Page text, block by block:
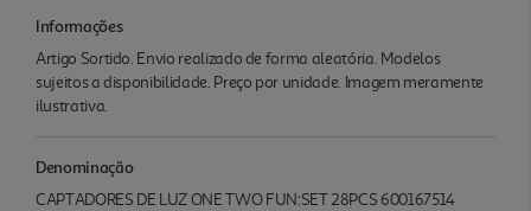
Informações
Artigo Sortido. Envio realizado de forma aleatória. Modelos
sujeitos a disponibilidade. Preço por unidade. Imagem meramente
ilustrativa.
Denominação
CAPTADORES DE LUZ ONE TWO FUN:SET 28PCS 600167514